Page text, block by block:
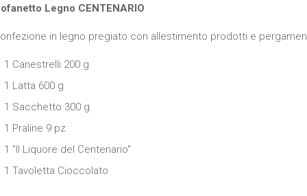
Legno CENTENARIO
in legno pregiato con allestimento prodotti e
1 Canestrelli 200 g
1 Latta 600 g
1 Sacchetto 300 g
1 Praline 9 pz
1 "Il Liquore del Centenario"
1 Tavoletta Cioccolato